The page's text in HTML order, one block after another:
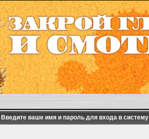
Введите ваше имя и пароль для входа в систему